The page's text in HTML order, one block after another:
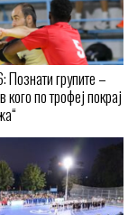
групите –
кого по трофеј покрај